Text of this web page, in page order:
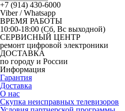
+7 (914) 430-6000
Viber / Whatsapp
ВРЕМЯ РАБОТЫ
10:00-18:00 (Сб, Вс выходной)
СЕРВИСНЫЙ ЦЕНТР
ремонт цифровой электроники
ДОСТАВКА
по городу и России
Информация
Гарантия
Доставка
О нас
Скупка неисправных телевизоров